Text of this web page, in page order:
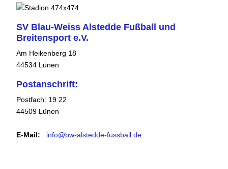
SV Blau-Weiss Alstedde Fußball und
Breitensport e.V.
Am Heikenberg 18
44534 Lünen
Postanschrift:
Postfach: 19 22
44509 Lünen
E-Mail: info@bw-alstedde-fussball.de